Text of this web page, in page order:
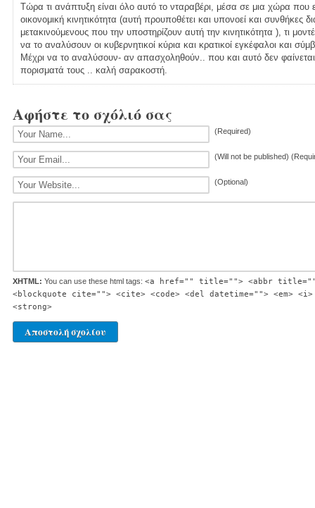
Τώρα τι ανάπτυξη είναι όλο αυτό το νταραβέρι, μέσα σε μια χώρα που
οικονομική κινητικότητα (αυτή προυποθέτει και υπονοεί και συνθήκες
μετακινούμενους που την υποστηρίζουν αυτή την κινητικότητα ), τι
να το αναλύσουν οι κυβερνητικοί κύρια και κρατικοί εγκέφαλοι και
Μέχρι να το αναλύσουν- αν απασχοληθούν.. που και αυτό δεν
πορισματά τους .. καλή σαρακοστή.
Αφήστε το σχόλιό σας
(Required)
(Will not be published)
(Optional)
XHTML: You can use these html tags: <a href="" title=""> <abbr
<blockquote cite=""> <cite> <code> <del datetime=""> <em>
<strong>